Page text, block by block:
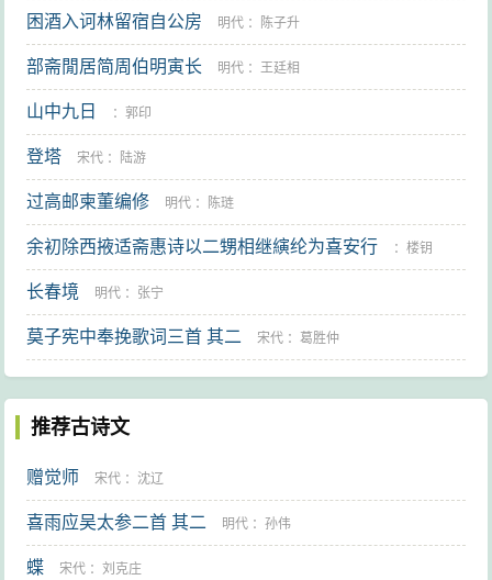
困酒入诃林留宿自公房 明代 ： 陈子升
部斋閒居简周伯明寅长 明代 ：王廷相
山中九日 ：郭印
登塔 宋代 ： 陆游
过高邮柬董编修 明代 ： 陈琏
余初除西掖适斋惠诗以二甥相继縯纶为喜安行 ：楼钥
长春境 明代 ： 张宁
莫子宪中奉挽歌词三首 其二 宋代 ：葛胜仲
推荐古诗文
赠觉师 宋代 ： 沈辽
喜雨应吴太参二首 其二 明代 ：孙伟
蝶 宋代 ：刘克庄